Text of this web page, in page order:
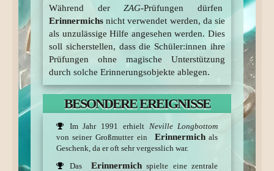
Während derZAG-Prüfungen dürfen
Erinnermichs nicht verwendet werden, da sie
als unzulässige Hilfe angesehen werden. Dies
soll sicherstellen, dass die Schüler:innen ihre
Prüfungen ohne magische Unterstützung
durch solche Erinnerungsobjekte ablegen.
BESONDERE EREIGNISSE
Im Jahr 1991 erhielt Neville Longbottom
von seiner Großmutter ein Erinnermichals
Geschenk, da er oft sehr vergesslich war.
Das Erinnermichspielte eine zentrale